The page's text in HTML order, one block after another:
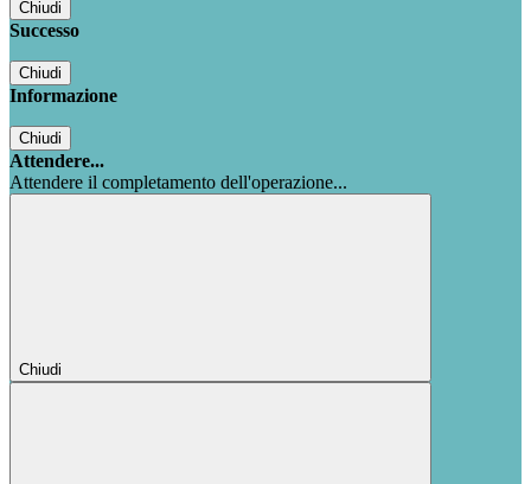
Chiudi
Successo
Chiudi
Informazione
Chiudi
Attendere...
Attendere il completamento dell'operazione...
Chiudi